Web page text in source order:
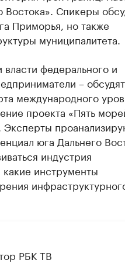
Востока». Спикеры
Приморья, но также
муниципалитета.
федерального и
– обсудят
международного
проекта «Пять
юга Дальнего
индустрия
инструменты
РБК ТВ